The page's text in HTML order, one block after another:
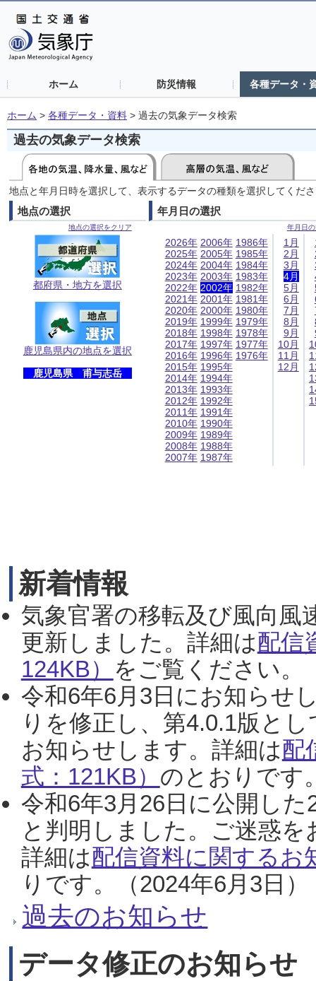
ホーム 防災情報 各種データ・
ホーム > 各種データ・資料 > 過去の気象データ検索
過去の気象データ検索
地点と年月日時を選択して、表示するデータの種類を選択してくだ
地点の選択
地点の選択をクリア
都府県・地方を選択
鹿児島県内の地点を選択
鹿児島県 甫与志岳
年月日の選択
年月日
2026年
2025年
2024年
2023年
2022年
2021年
2020年
2019年
2018年
2017年
2016年
2015年
2014年
2013年
2012年
2011年
2010年
2009年
2008年
2007年
2006年
2005年
2004年
2003年
2002年
2001年
2000年
1999年
1998年
1997年
1996年
1995年
1994年
1993年
1992年
1991年
1990年
1989年
1988年
1987年
1986年
1985年
1984年
1983年
1982年
1981年
1980年
1979年
1978年
1977年
1976年
1月
2月
3月
4月
5月
6月
7月
8月
9月
10月
11月
12月
新着情報
気象官署の移転及び風向風
更新しました。詳細は配信
124KB） をご覧ください。
令和6年6月3日にお知らせ
りを修正し、第4.0.1版と
お知らせします。詳細は配
式：121KB） のとおりです
令和6年3月26日に公開し
と判明しました。ご迷惑
詳細は配信資料に関するお
りです。（2024年6月3日）
過去のお知らせ
データ修正のお知らせ